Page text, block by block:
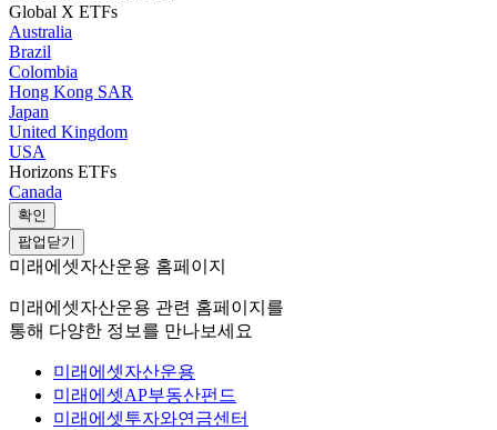
Global X ETFs
Australia
Brazil
Colombia
Hong Kong SAR
Japan
United Kingdom
USA
Horizons ETFs
Canada
확인
팝업닫기
미래에셋자산운용 홈페이지
미래에셋자산운용 관련 홈페이지를
통해 다양한 정보를 만나보세요
미래에셋자산운용
미래에셋AP부동산펀드
미래에셋투자와연금센터